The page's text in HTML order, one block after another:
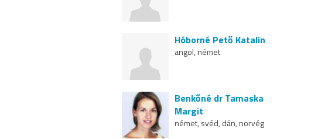
Hóborné Pető Katalin
angol, német
Benkőné dr Tamaska
Margit
német, svéd, dán, norvég